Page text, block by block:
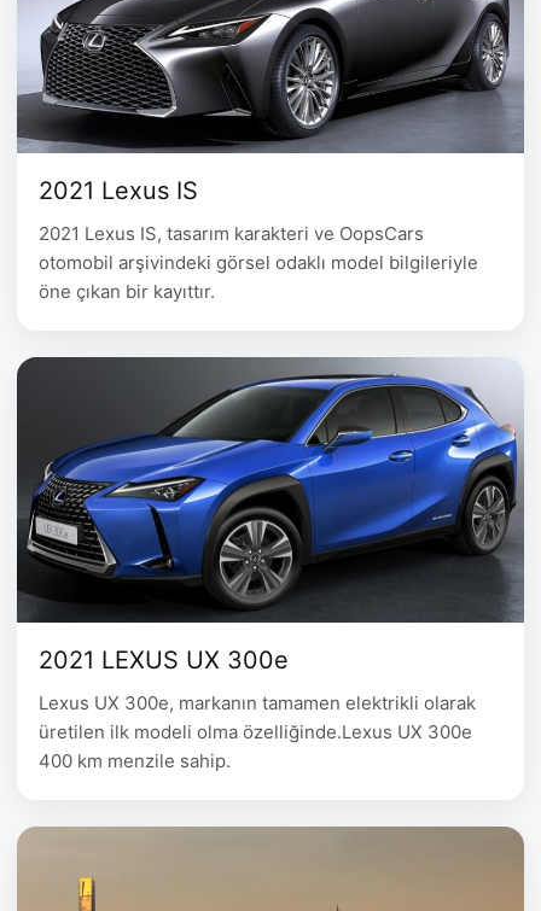
2021 Lexus IS
2021 Lexus IS, tasarım karakteri ve OopsCars
otomobil arşivindeki görsel odaklı model bilgileriyle
öne çıkan bir kayıttır.
2021 LEXUS UX 300e
Lexus UX 300e, markanın tamamen elektrikli olarak
üretilen ilk modeli olma özelliğinde.Lexus UX 300e
400 km menzile sahip.